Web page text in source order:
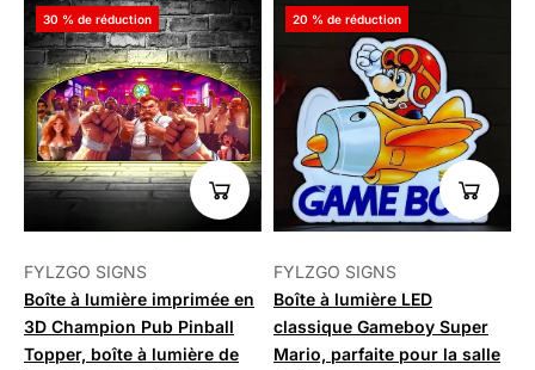
30 % de réduction
FYLZGO SIGNS
Boîte à lumière imprimée en
3D Champion Pub Pinball
Topper, boîte à lumière de
20 % de réduction
FYLZGO SIGNS
Boîte à lumière LED
classique Gameboy Super
Mario, parfaite pour la salle